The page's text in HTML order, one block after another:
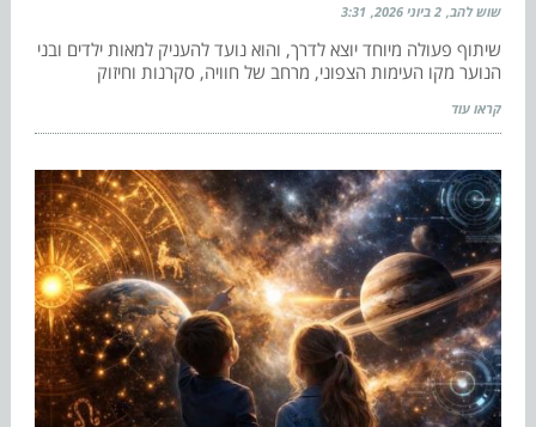
שוש להב 2 ביוני 2026 3:31
שיתוף פעולה מיוחד יוצא לדרך, והוא נועד להעניק למאות ילדים ובני
הנוער מקו העימות הצפוני, מרחב של חוויה, סקרנות וחיזוק
קראו עוד